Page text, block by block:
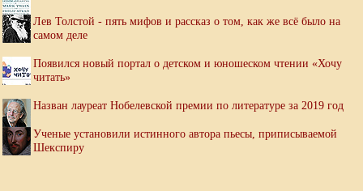
Лев Толстой - пять мифов и рассказ о том, как же всё было на
самом деле
Появился новый портал о детском и юношеском чтении «Хочу
читать»
Назван лауреат Нобелевской премии по литературе за 2019 год
Ученые установили истинного автора пьесы, приписываемой
Шекспиру